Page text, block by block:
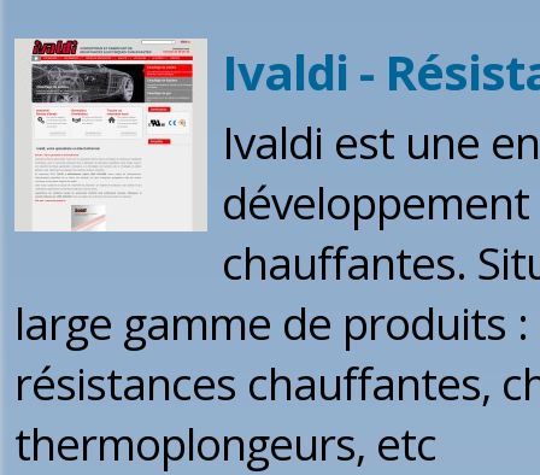
Ivaldi -
Ivaldi est une
chauffantes.
large gamme de produits
résistances chauffantes,
thermoplongeurs, etc